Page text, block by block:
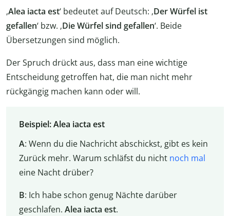
‚Alea iacta est‘ bedeutet auf Deutsch: ‚Der Würfel ist
gefallen‘ bzw. ‚Die Würfel sind gefallen‘. Beide
Übersetzungen sind möglich.
Der Spruch drückt aus, dass man eine wichtige
Entscheidung getroffen hat, die man nicht mehr
rückgängig machen kann oder will.
Beispiel: Alea iacta est
A: Wenn du die Nachricht abschickst, gibt es kein
Zurück mehr. Warum schläfst du nicht noch mal
eine Nacht drüber?
B: Ich habe schon genug Nächte darüber
geschlafen. Alea iacta est.